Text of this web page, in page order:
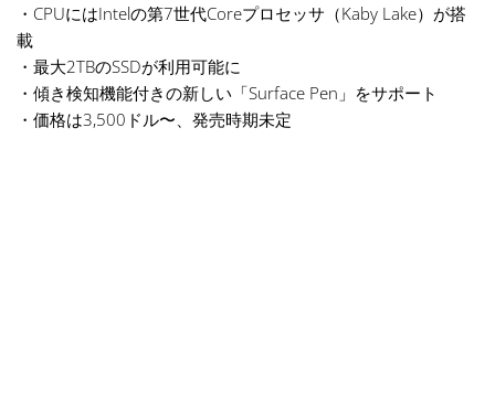
・CPUにはIntelの第7世代Coreプロセッサ（Kaby Lake）が搭
載
・最大2TBのSSDが利用可能に
・傾き検知機能付きの新しい「Surface Pen」をサポート
・価格は3,500ドル〜、発売時期未定